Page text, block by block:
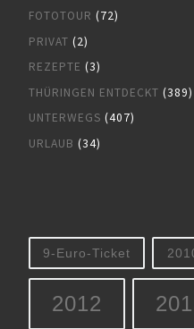
FOTOTOUR (72)
PRIVAT (2)
REZEPTE (3)
THÜRINGEN ENTDECKT (389)
UNTERWEGS (407)
URLAUB (34)
9-Euro-Ticket
2012